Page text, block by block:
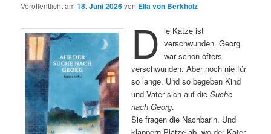
Veröffentlicht am18. Juni 2026von Ella von Berkholz
D ie Katze ist
verschwunden. Georg
war schon öfters
verschwunden. Aber noch nie für
so lange. Und so begeben Kind
und Vater sich auf dieSuche
nach Georg.
Sie fragen die Nachbarin. Und